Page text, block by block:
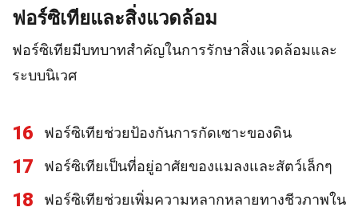
ฟอร์ซิเทียและสิ่งแวดล้อม
ฟอร์ซิเทียมีบทบาทสำคัญในการรักษาสิ่งแวดล้อมและ
ระบบนิเวศ
16 ฟอร์ซิเทียช่วยป้องกันการกัดเซาะของดิน
17 ฟอร์ซิเทียเป็นที่อยู่อาศัยของแมลงและสัตว์เล็กๆ
18
ฟอร์ซิเทียช่วยเพิ่มความหลากหลายทางชีวภาพใน